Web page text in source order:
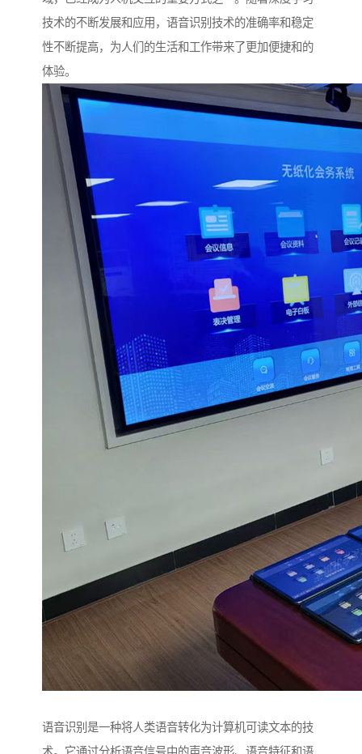
技术的不断发展和应用，语音识别技术的准确率和稳定
性不断提高，为人们的生活和工作带来了更加便捷和的
体验。
语音识别是一种将人类语音转化为计算机可读文本的技